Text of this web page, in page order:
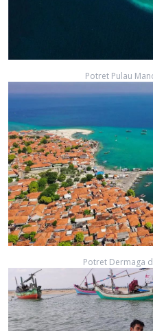
Potret Pulau
Potret Dermaga